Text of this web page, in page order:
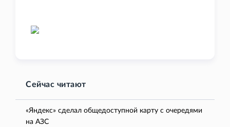
Сейчас читают
«Яндекс» сделал общедоступной карту с очередями
на АЗС